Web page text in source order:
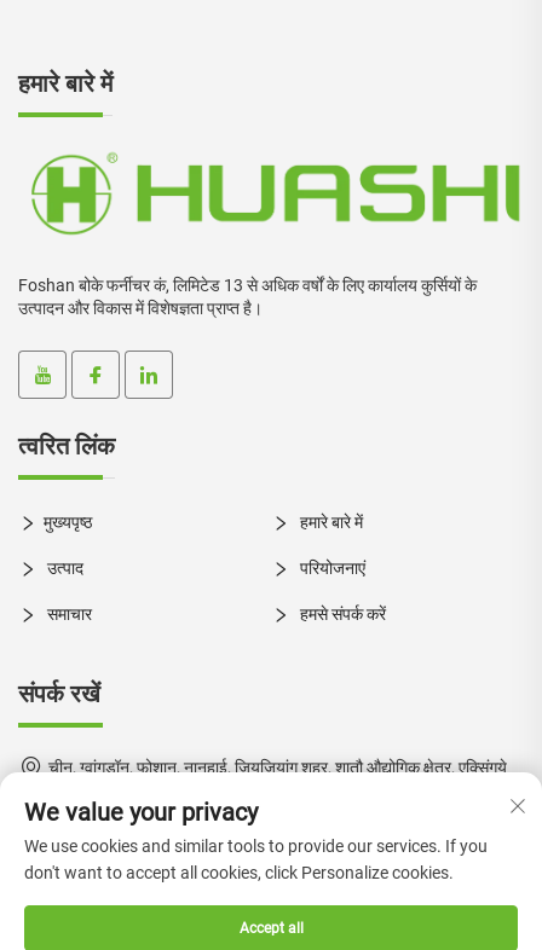
हमारे बारे में
Foshan बोके फर्नीचर कं, लिमिटेड 13 से अधिक वर्षों के लिए कार्यालय कुर्सियों के
उत्पादन और विकास में विशेषज्ञता प्राप्त है।
त्वरित लिंक
मुख्यपृष्ठ हमारे बारे में
उत्पाद परियोजनाएं
समाचार हमसे संपर्क करें
संपर्क रखें
चीन, ग्वांगडॉन, फोशान, नानहाई, जियूजियांग शहर, शातौ औद्योगिक क्षेत्र, एक्सिंगये
+86-18924550960
[email protected]
We value your privacy
We use cookies and similar tools to provide our services. If you
don't want to accept all cookies, click Personalize cookies.
Accept all